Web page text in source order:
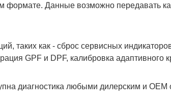
формате. Данные возможно передавать
таких как - сброс сервисных
GPF и DPF, калибровка
диагностика любыми дилерским и